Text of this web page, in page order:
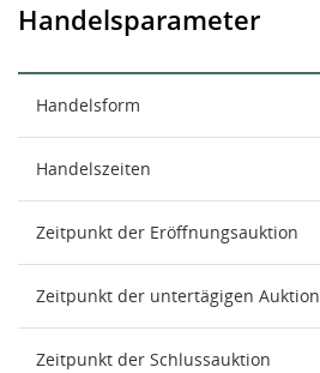
Handelsparameter
Handelsform
Handelszeiten
Zeitpunkt der Eröffnungsauktion
Zeitpunkt der untertägigen Auktion
Zeitpunkt der Schlussauktion